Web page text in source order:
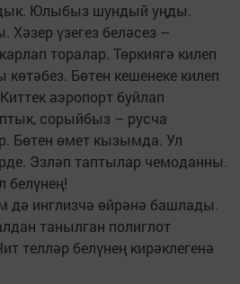
Юлыбыз шундый уңды.
Хәзер үзегез беләсез –
торалар. Төркиягә килеп
Бөтен кешенеке килеп
аэропорт буйлап
сорыйбыз – русча
Бөтен өмет кызымда. Ул
Эзләп таптылар чемоданны.
белүнең!
дә инглизчә өйрәнә башлады.
танылган полиглот
телләр белүнең кирәклегенә